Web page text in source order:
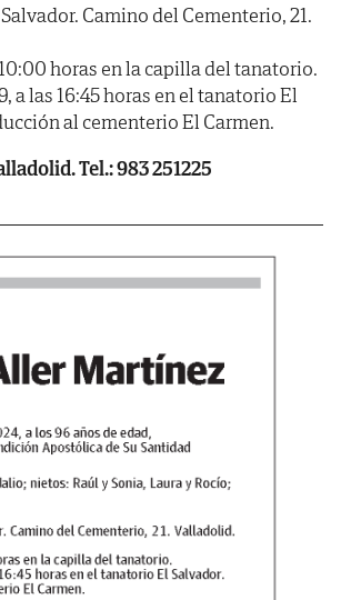
Camino del Cementerio, 21.
horas en la capilla del tanatorio.
a las 16:45 horas en el tanatorio El
al cementerio El Carmen.
Tel.: 983 251225